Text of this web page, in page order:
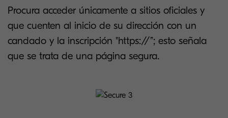
Procura acceder únicamente a sitios oficiales y
que cuenten al inicio de su dirección con un
candado y la inscripción "https://”; esto señala
que se trata de una página segura.